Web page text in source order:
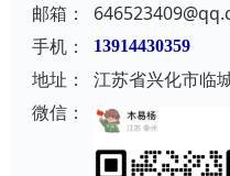
邮箱：
手机：
13914430359
地址：
江苏省兴化市临
微信：